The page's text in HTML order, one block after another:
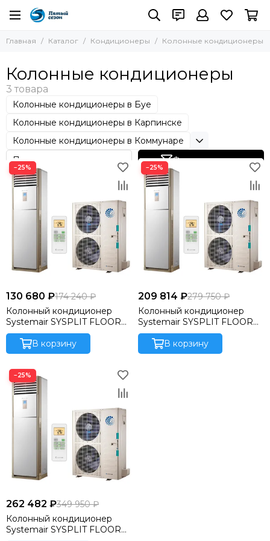
Кондиционеры
Кассетные кондиционеры
Канальные кондиционеры
Колонные кондиционеры
Потолочные кондиционеры
Пульты управления
Главная Каталог Кондиционеры Колонные кондиционеры
Колонные кондиционеры
Колонные кондиционеры в Буе
Колонные кондиционеры в Карпинске
Колонные кондиционеры в Коммунаре
Фильтр товаров
−25%
130 680 ₽174 240 ₽
Колонный кондиционер
Systemair SYSPLIT FLOOR
24 HP Q
В корзину
−25%
209 814 ₽279 750 ₽
Колонный кондиционер
Systemair SYSPLIT FLOOR
48 HP R
В корзину
−25%
262 482 ₽349 950 ₽
Колонный кондиционер
Systemair SYSPLIT FLOOR